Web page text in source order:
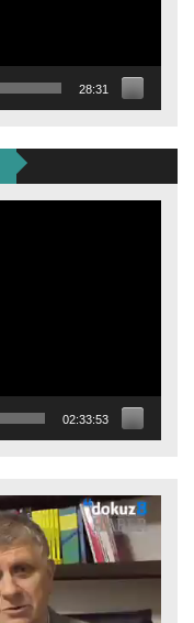
28:31
02:33:53